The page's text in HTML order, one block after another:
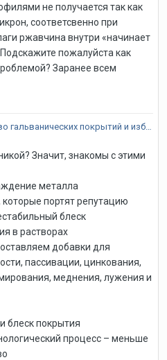
не получается так как
соответсвенно при
ржавчина внутри «начинает
пожалуйста как
Заранее всем
Как повысить качество гальванических покрытий и избавиться от брака?
Значит, знакомы с этими
металла
портят репутацию
блеск
в растворах
добавки для
пассивации, цинкования,
меднения, лужения и
блеск покрытия
процесс – меньше